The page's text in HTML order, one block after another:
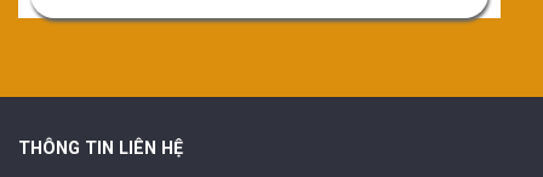
THÔNG TIN LIÊN HỆ